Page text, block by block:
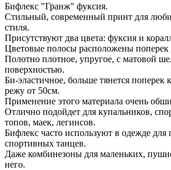
Бифлекс "Гранж" фуксия.
Стильный, современный принт для
стиля.
Присутствуют два цвета: фуксия и
Цветовые полосы расположены поперек
Полотно плотное, упругое, с матовой
поверхностью.
Би-эластичное, больше тянется поперек
режу от 50см.
Применение этого материала очень
Отлично подойдет для купальников,
топов, маек, легинсов.
Бифлекс часто используют в одежде для
спортивных танцев.
Даже комбинезоны для маленьких,
него.